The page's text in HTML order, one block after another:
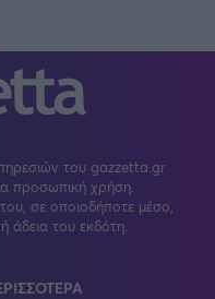
του gazzetta.gr
προσωπική χρήση.
σε οποιοδήποτε μέσο,
άδεια του εκδότη.